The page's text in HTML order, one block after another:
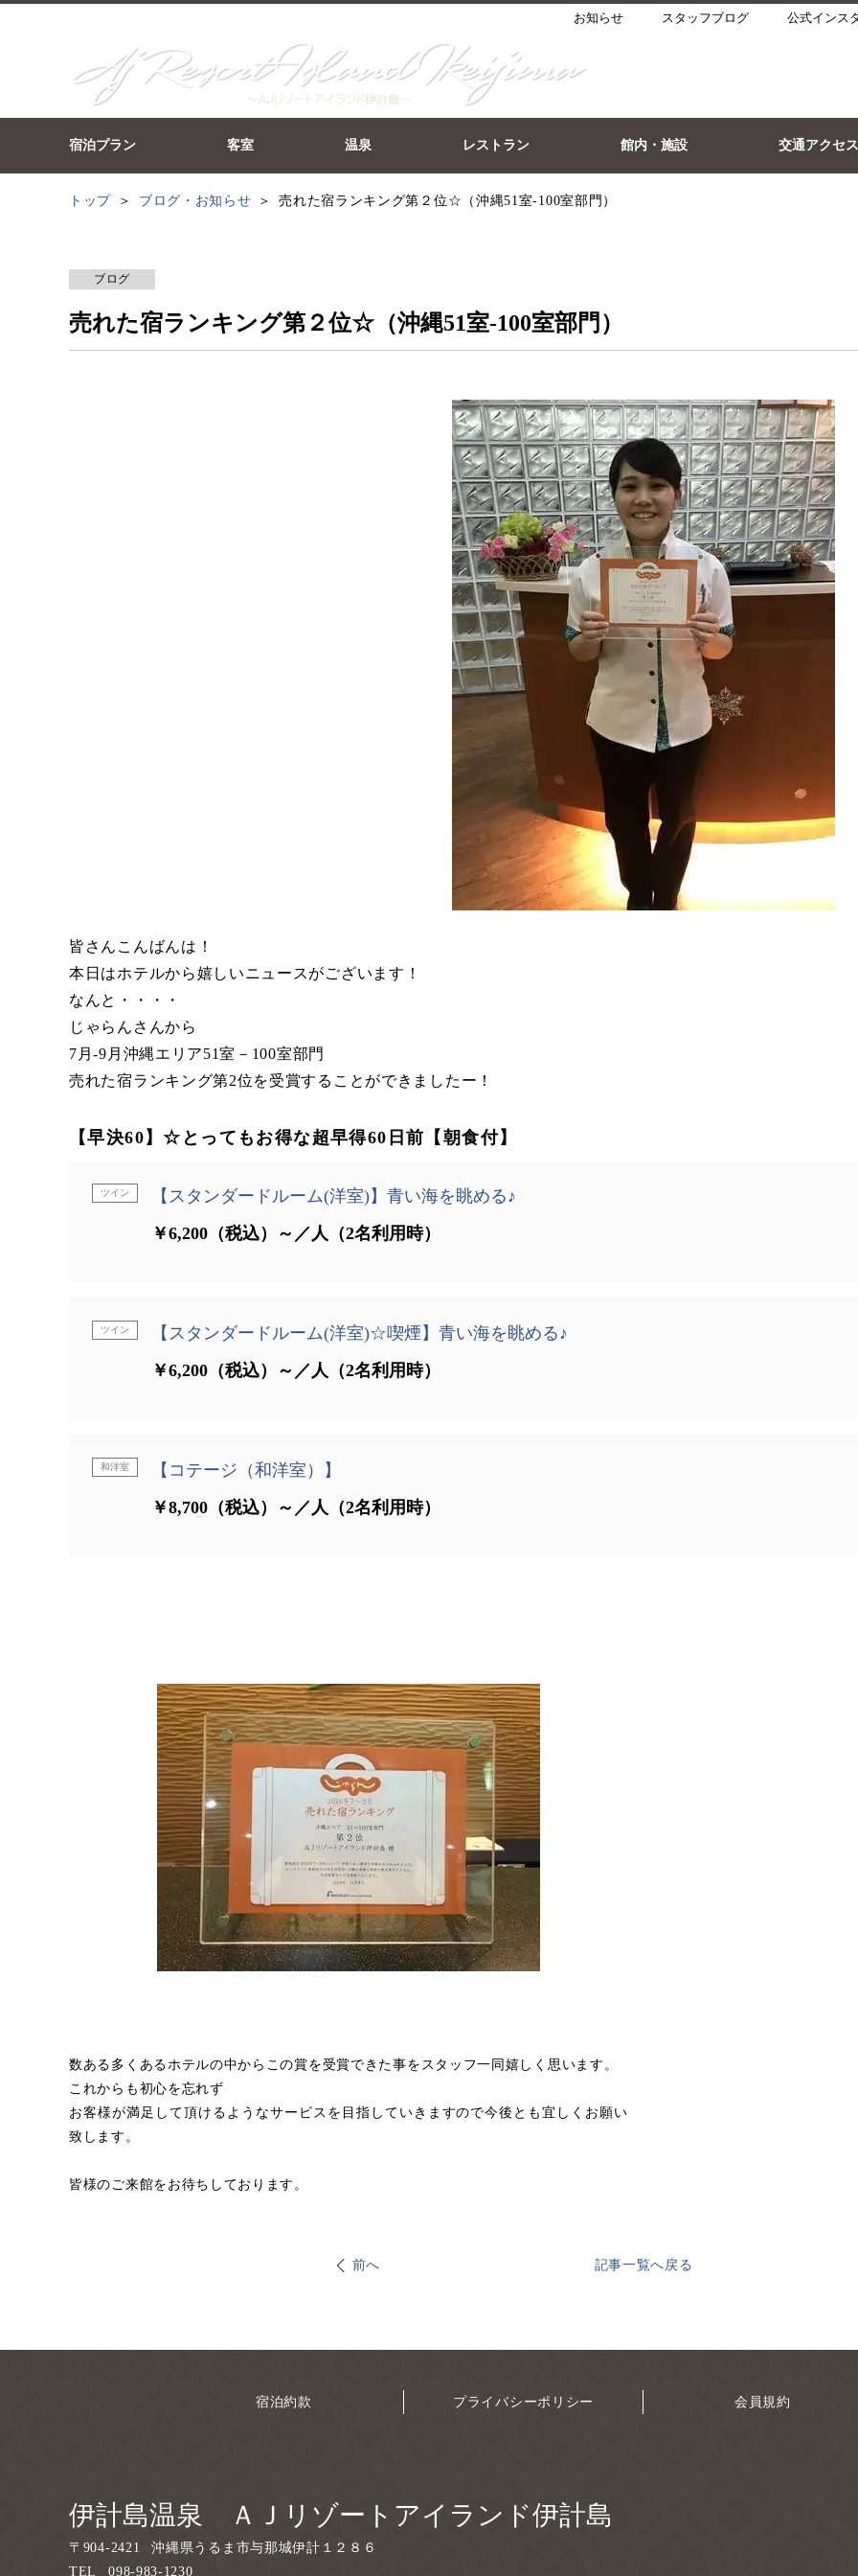
お知らせ スタッフブログ 公式インス
宿泊プラン 客室 温泉 レストラン 館内・施設 交通アクセス
トップ ブログ・お知らせ 売れた宿ランキング第２位☆（沖縄51室-100室部門）
ブログ
売れた宿ランキング第２位☆（沖縄51室-100室部門）
皆さんこんばんは！
本日はホテルから嬉しいニュースがございます！
なんと・・・・
じゃらんさんから
7月-9月沖縄エリア51室－100室部門
売れた宿ランキング第2位を受賞することができましたー！
【早決60】☆とってもお得な超早得60日前【朝食付】
ツイン
【スタンダードルーム(洋室)】青い海を眺める♪
￥6,200（税込）～／人（2名利用時）
ツイン
【スタンダードルーム(洋室)☆喫煙】青い海を眺める♪
￥6,200（税込）～／人（2名利用時）
和洋室
【コテージ（和洋室）】
￥8,700（税込）～／人（2名利用時）
数ある多くあるホテルの中からこの賞を受賞できた事をスタッフ一同嬉しく思います。
これからも初心を忘れず
お客様が満足して頂けるようなサービスを目指していきますので今後とも宜しくお願い
致します。
皆様のご来館をお待ちしております。
前へ 記事一覧へ戻る
宿泊約款 プライバシーポリシー 会員規約
伊計島温泉 ＡＪリゾートアイランド伊計島
〒 904-2421
沖縄県うるま市与那城伊計１２８６
TEL
098-983-1230